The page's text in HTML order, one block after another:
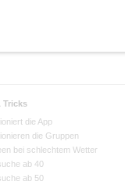
Tricks
die App
die Gruppen
bei schlechtem Wetter
ab 40
ab 50